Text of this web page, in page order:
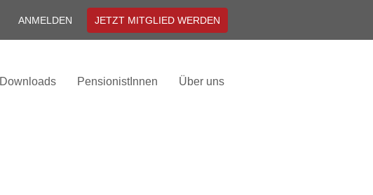
ANMELDEN JETZT MITGLIED WERDEN
Downloads PensionistInnen Über uns